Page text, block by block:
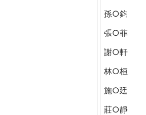
孫○鈞
張○菲
謝○軒
林○桓
施○廷
莊○靜